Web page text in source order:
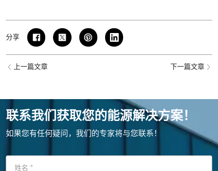
分享
上一篇文章 下一篇文章
联系我们获取您的能源解决方案！
如果您有任何疑问，我们的专家将与您联系！
姓名 *